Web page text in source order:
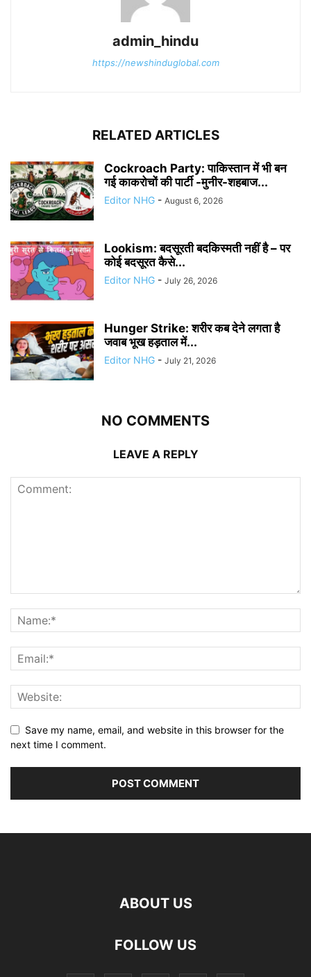
admin_hindu
https://newshinduglobal.com
RELATED ARTICLES
Cockroach Party: पाकिस्तान में भी बन
गई काकरोचों की पार्टी -मुनीर-शहबाज...
Editor NHG - August 6, 2026
Lookism: बदसूरती बदकिस्मती नहीं है – पर
कोई बदसूरत कैसे...
Editor NHG - July 26, 2026
Hunger Strike: शरीर कब देने लगता है
जवाब भूख हड़ताल में...
Editor NHG - July 21, 2026
NO COMMENTS
LEAVE A REPLY
Save my name, email, and website in this browser for the
next time I comment.
ABOUT US
FOLLOW US